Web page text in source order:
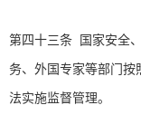
第四十三条 国家安全
务、外国专家等部门按
法实施监督管理。